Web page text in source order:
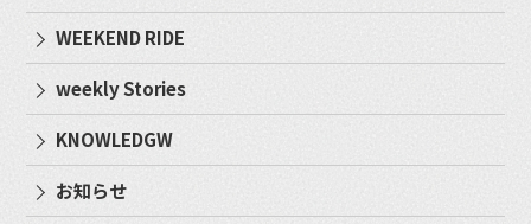
WEEKEND RIDE
weekly Stories
KNOWLEDGW
お知らせ